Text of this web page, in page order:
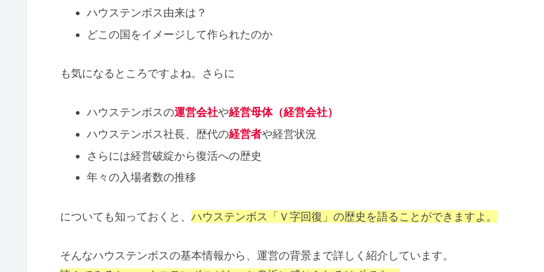
ハウステンボス由来は？
どこの国をイメージして作られたのか
も気になるところですよね。さらに
ハウステンボスの運営会社や経営母体（経営会社）
ハウステンボス社長、歴代の経営者や経営状況
さらには経営破綻から復活への歴史
年々の入場者数の推移
についても知っておくと、 ハウステンボス「Ｖ字回復」の歴史を語ることができますよ。
そんなハウステンボスの基本情報から、運営の背景まで詳しく紹介しています。